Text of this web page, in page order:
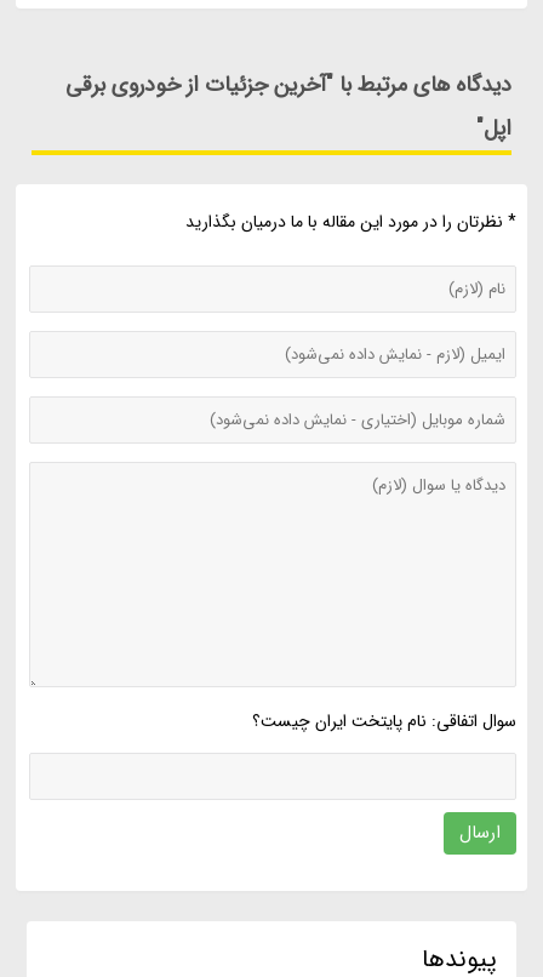
دیدگاه های مرتبط با "آخرین جزئیات از خودروی برقی
اپل"
* نظرتان را در مورد این مقاله با ما درمیان بگذارید
سوال اتفاقی: نام پایتخت ایران چیست؟
ارسال
پیوندها